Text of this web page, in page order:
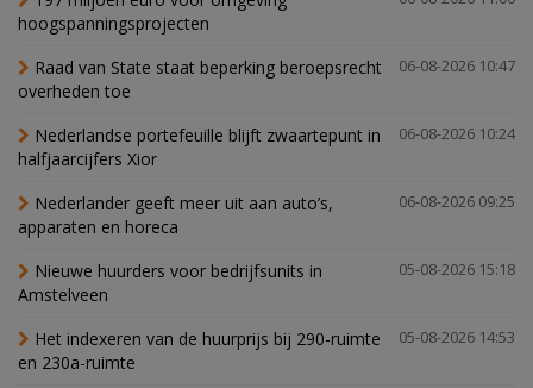
hoogspanningsprojecten
06-08-2026 10:47
Raad van State staat beperking beroepsrecht
overheden toe
06-08-2026 10:24
Nederlandse portefeuille blijft zwaartepunt in
halfjaarcijfers Xior
06-08-2026 09:25
Nederlander geeft meer uit aan auto’s,
apparaten en horeca
05-08-2026 15:18
Nieuwe huurders voor bedrijfsunits in
Amstelveen
05-08-2026 14:53
Het indexeren van de huurprijs bij 290-ruimte
en 230a-ruimte